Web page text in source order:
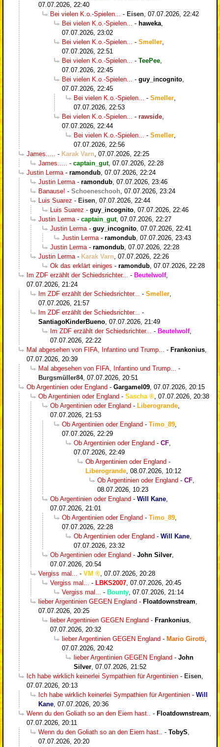
07.07.2026, 22:40
Bei vielen K.o.-Spielen...
- Eisen 07.07.2026, 22:42
Bei vielen K.o.-Spielen...
- haweka
07.07.2026, 23:02
Bei vielen K.o.-Spielen...
- Smeller
07.07.2026, 22:51
Bei vielen K.o.-Spielen...
- TeePee
07.07.2026, 22:45
Bei vielen K.o.-Spielen...
- guy_incognito
07.07.2026, 22:45
Bei vielen K.o.-Spielen...
- Smeller
07.07.2026, 22:53
Bei vielen K.o.-Spielen...
- rawside
07.07.2026, 22:44
Bei vielen K.o.-Spielen...
- Smeller
07.07.2026, 22:56
James.....
- Karak Varn 07.07.2026, 22:25
James.....
- captain_gut, 07.07.2026, 22:28
Justin Lerma - ramondub 07.07.2026, 22:24
Justin Lerma - ramondub 07.07.2026, 23:46
Banause! - Schoeneschooh 07.07.2026, 23:24
Luis Suarez - Eisen 07.07.2026, 22:44
Luis Suarez - guy_incognito 07.07.2026, 22:46
Justin Lerma - captain_gut, 07.07.2026, 22:27
Justin Lerma - guy_incognito 07.07.2026, 22:41
Justin Lerma - ramondub 07.07.2026, 23:43
Justin Lerma - ramondub 07.07.2026, 22:28
Justin Lerma - Karak Varn 07.07.2026, 22:26
Ok das erklärt einiges - ramondub 07.07.2026, 22:28
Im ZDF erzählt der Schiedsrichter...
- Beutelwolf,
07.07.2026, 21:24
Im ZDF erzählt der Schiedsrichter...
- Smeller
07.07.2026, 21:57
Im ZDF erzählt der Schiedsrichter...
-
SantiagoKinderBueno 07.07.2026, 21:49
Im ZDF erzählt der Schiedsrichter...
- Beutelwolf,
07.07.2026, 22:22
Mal abgesehen von FIFA, Infantino und Trump...
- Frankonius
07.07.2026, 20:39
Mal abgesehen von FIFA, Infantino und Trump...
-
Burgsmüller84, 07.07.2026, 20:51
Ob Argentinien oder England - Gargamel09 07.07.2026, 20:15
Ob Argentinien oder England - Sascha
07.07.2026, 20:38
Ob Argentinien oder England - Liberogrande
07.07.2026, 21:53
Ob Argentinien oder England - Timo_89
07.07.2026, 22:29
Ob Argentinien oder England - CF
07.07.2026, 22:49
Ob Argentinien oder England -
Liberogrande 08.07.2026, 10:12
Ob Argentinien oder England - CF
08.07.2026, 10:23
Ob Argentinien oder England - Will Kane
07.07.2026, 21:01
Ob Argentinien oder England - Timo_89
07.07.2026, 22:28
Ob Argentinien oder England - Will Kane
07.07.2026, 23:32
Ob Argentinien oder England - John Silver
07.07.2026, 20:54
Vergiss mal...
- VM
07.07.2026, 20:28
Vergiss mal...
- LBKS2007 07.07.2026, 20:45
Vergiss mal...
- Bounty 07.07.2026, 21:14
lieber Argentinien GEGEN England - Floatdownstream
07.07.2026, 20:25
lieber Argentinien GEGEN England - Frankonius
07.07.2026, 20:32
lieber Argentinien GEGEN England - Mario Girotti
07.07.2026, 20:42
lieber Argentinien GEGEN England - John
Silver 07.07.2026, 21:52
Ich habe wirklich keinerlei Sympathien für Argentinien - Eisen
07.07.2026, 20:13
Ich habe wirklich keinerlei Sympathien für Argentinien - Will
Kane 07.07.2026, 20:36
Wenn du den Goliath so an den Eiern hast..
- Floatdownstream
07.07.2026, 20:11
Wenn du den Goliath so an den Eiern hast..
- TobyS
07.07.2026, 20:20